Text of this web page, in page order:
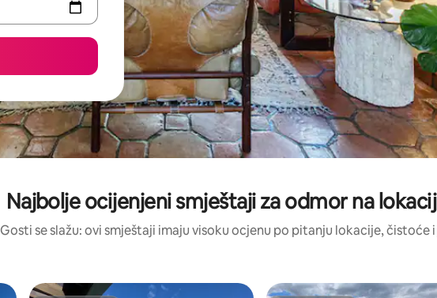
Najbolje ocijenjeni smještaji za odmor na
Gosti se slažu: ovi smještaji imaju visoku ocjenu po pitanju lokacije, čistoće